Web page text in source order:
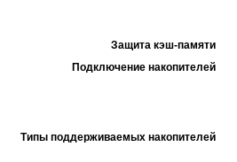
Защита кэш-памяти
Подключение накопителей
Типы поддерживаемых накопителей